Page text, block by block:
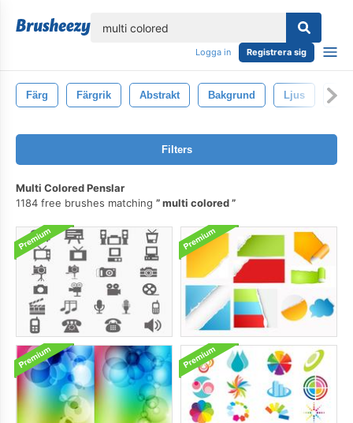
Logga in Registrera sig
Färg Färgrik Abstrakt Bakgrund Ljus
Filters
Multi Colored Penslar
1184 free brushes matching
multi colored